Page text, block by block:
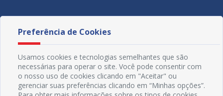
Preferência de Cookies
Usamos cookies e tecnologias semelhantes que são
necessárias para operar o site. Você pode consentir com
o nosso uso de cookies clicando em "Aceitar" ou
gerenciar suas preferências clicando em “Minhas opções”.